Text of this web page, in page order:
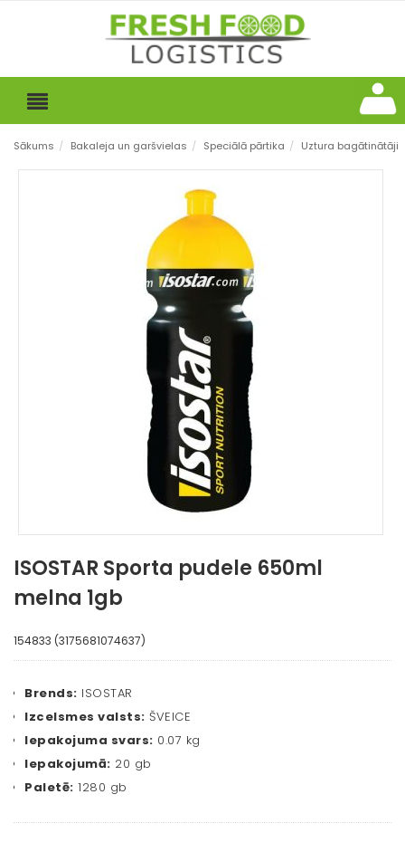
Sākums / Bakaleja un garšvielas / Speciālā pārtika / Uztura bagātinātāji
ISOSTAR Sporta pudele 650ml
melna 1gb
154833 (3175681074637)
Brends: ISOSTAR
Izcelsmes valsts: ŠVEICE
Iepakojuma svars: 0.07 kg
Iepakojumā: 20 gb
Paletē: 1280 gb